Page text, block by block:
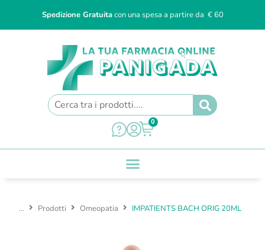
Spedizione Gratuitacon una spesa a partire da € 60
0
... Prodotti Omeopatia IMPATIENTS BACH ORIG 20ML